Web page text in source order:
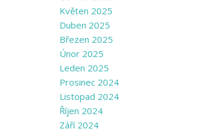
Květen 2025
Duben 2025
Březen 2025
Únor 2025
Leden 2025
Prosinec 2024
Listopad 2024
Říjen 2024
Září 2024